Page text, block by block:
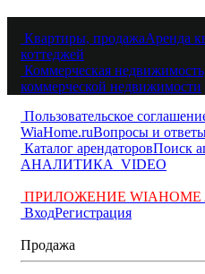
Квартиры, продажаАренда
коттеджей
Коммерческая
коммерческой недвижимости
Пользовательское
WiaHome.ruВопросы и
Каталог арендаторовПоиск
АНАЛИТИКА VIDEO
ПРИЛОЖЕНИЕ WIAHOME
ВходРегистрация
Продажа